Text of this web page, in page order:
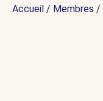
Accueil / Membres /